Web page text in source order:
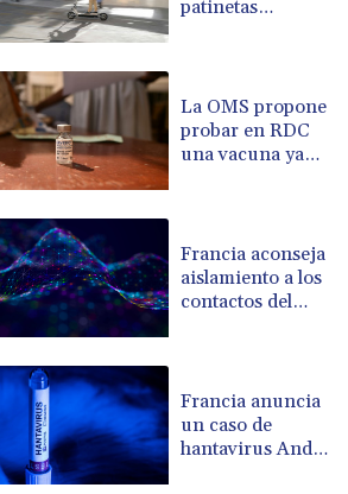
patinetas
lesiones
La OMS propone
probar en RDC
una vacuna ya
Francia aconseja
aislamiento a los
contactos del
Francia anuncia
un caso de
hantavirus Andes